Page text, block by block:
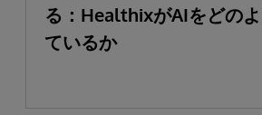
る：HealthixがAIをどの
ているか